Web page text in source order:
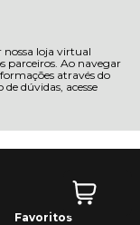
nossa loja virtual
parceiros. Ao navegar
através do
dúvidas, acesse
Favoritos